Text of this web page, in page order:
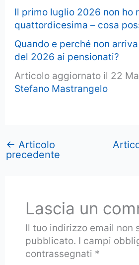
Il primo luglio 2026 non ho
quattordicesima – cosa
Quando e perché non
del 2026 ai pensionati?
Articolo aggiornato il 22
Stefano Mastrangelo
← Articolo
precedente
Lascia un
Il tuo indirizzo email non
pubblicato. I campi
contrassegnati *